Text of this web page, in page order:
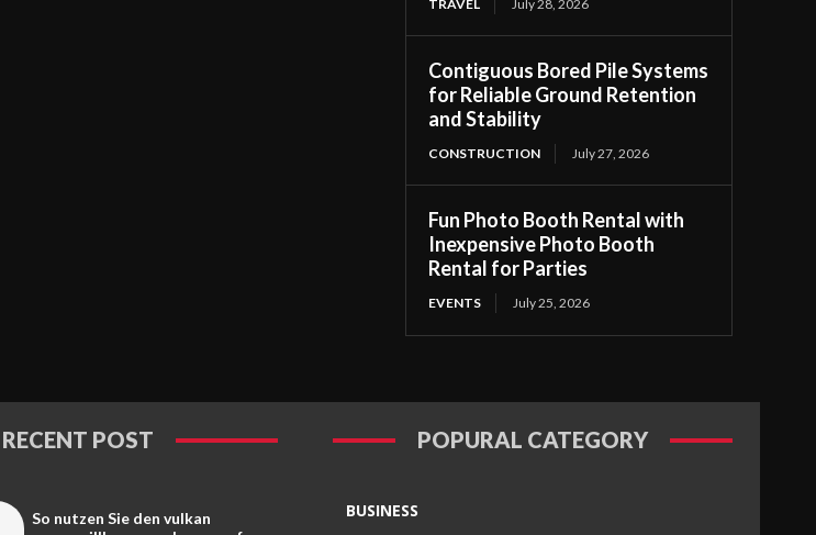
TRAVEL July 28, 2026
Contiguous Bored Pile Systems
for Reliable Ground Retention
and Stability
CONSTRUCTION July 27, 2026
Fun Photo Booth Rental with
Inexpensive Photo Booth
Rental for Parties
EVENTS July 25, 2026
RECENT POST
So nutzen Sie den vulkan
POPURAL CATEGORY
BUSINESS